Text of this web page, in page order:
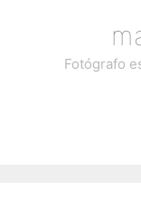
contenidoFotógrafo